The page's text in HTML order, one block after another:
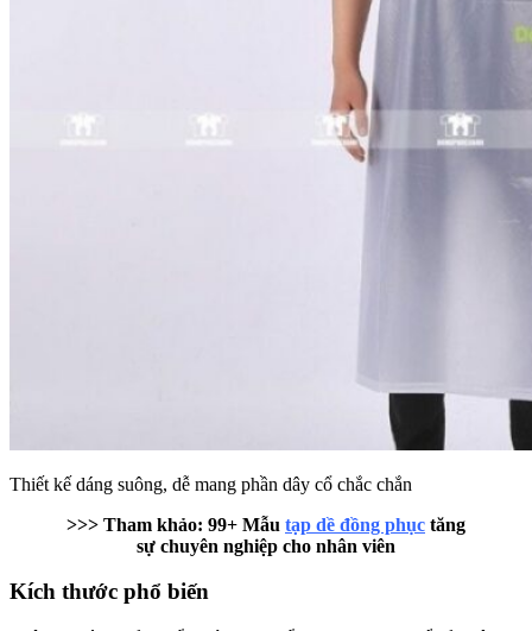
Thiết kế dáng suông, dễ mang phần dây cổ chắc chắn
>>> Tham khảo: 99+ Mẫu tạp dề đồng phục tăng
sự chuyên nghiệp cho nhân viên
Kích thước phổ biến